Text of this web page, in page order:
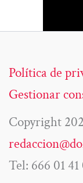
Política de
Gestionar
Copyright
Tel: 666 01